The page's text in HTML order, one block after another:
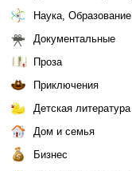
Наука, Образование
Документальные
Проза
Приключения
Детская литература
Дом и семья
Бизнес